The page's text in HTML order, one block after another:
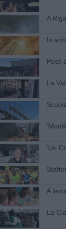
A
In
Posti
La
'Un
A
La